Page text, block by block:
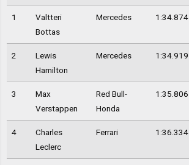
1
Valtteri
Bottas
Mercedes 1:34.874
2
Lewis
Hamilton
Mercedes 1:34.919
3
Max
Verstappen
Red Bull-
Honda
1:35.806
4
Charles
Leclerc
Ferrari 1:36.334